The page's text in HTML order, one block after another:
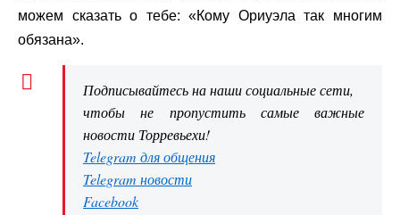
можем сказать о тебе: «Кому Ориуэла так многим
обязана».
Подписывайтесь на наши социальные сети,
чтобы не пропустить самые важные
новости Торревьехи!
Telegram для общения
Telegram новости
Facebook